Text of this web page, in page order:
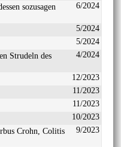
sozusagen
6/2024
5/2024
5/2024
Strudeln des
4/2024
12/2023
11/2023
11/2023
10/2023
Crohn, Colitis
9/2023